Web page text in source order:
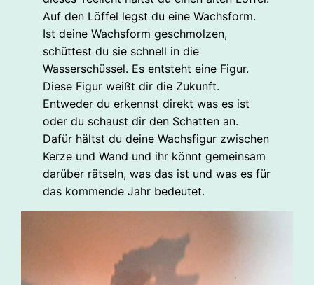
Auf den Löffel legst du eine Wachsform.
Ist deine Wachsform geschmolzen,
schüttest du sie schnell in die
Wasserschüssel. Es entsteht eine Figur.
Diese Figur weißt dir die Zukunft.
Entweder du erkennst direkt was es ist
oder du schaust dir den Schatten an.
Dafür hältst du deine Wachsfigur zwischen
Kerze und Wand und ihr könnt gemeinsam
darüber rätseln, was das ist und was es für
das kommende Jahr bedeutet.